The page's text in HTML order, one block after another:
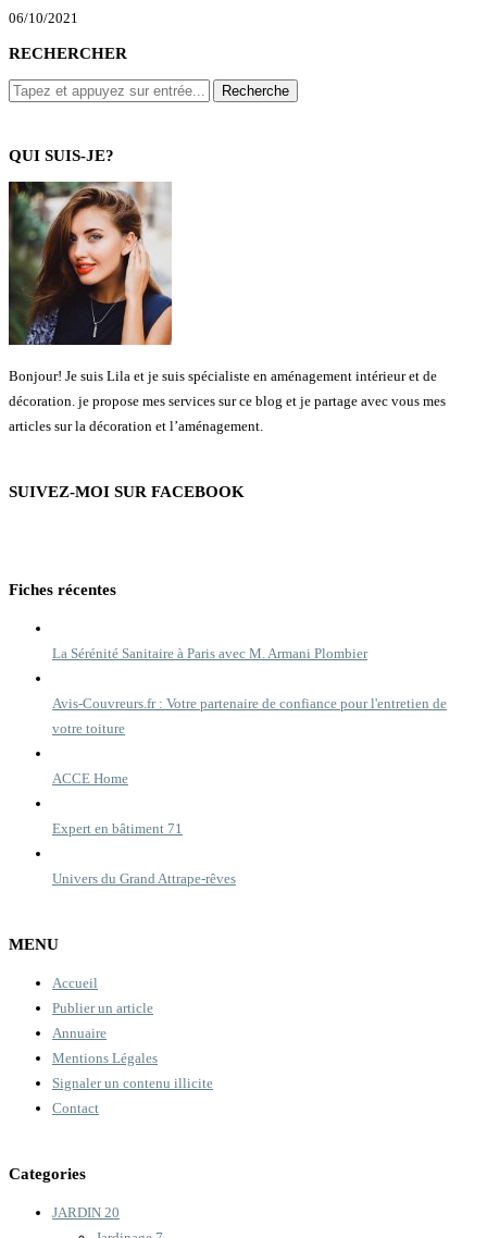
06/10/2021
RECHERCHER
QUI SUIS-JE?
Bonjour! Je suis Lila et je suis spécialiste en aménagement intérieur et de
décoration. je propose mes services sur ce blog et je partage avec vous mes
articles sur la décoration et l’aménagement.
SUIVEZ-MOI SUR FACEBOOK
Fiches récentes
La Sérénité Sanitaire à Paris avec M. Armani Plombier
Avis-Couvreurs.fr : Votre partenaire de confiance pour l'entretien de
votre toiture
ACCE Home
Expert en bâtiment 71
Univers du Grand Attrape-rêves
MENU
Accueil
Publier un article
Annuaire
Mentions Légales
Signaler un contenu illicite
Contact
Categories
JARDIN 20